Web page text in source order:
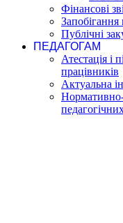
Фінансові
Запобігання
Публічні
ПЕДАГОГАМ
Атестація і
працівників
Актуальна
Нормативно-